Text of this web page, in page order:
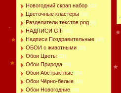
Новогодний скрап набор [30]
Цветочные кластеры [36]
Разделители текстов png [9]
НАДПИСИ GIF [41]
Надписи Поздравительные [40]
ОБОИ с животными [28]
Обои Цветы [27]
Обои Природа [59]
Обои Абстрактные [24]
Обои Чёрно-белые [16]
Обои Новогодние [29]